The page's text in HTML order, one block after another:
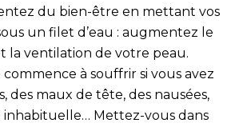
du bien-être en mettant vos
un filet d’eau : augmentez le
la ventilation de votre peau.
commence à souffrir si vous avez
des maux de tête, des nausées,
Mettez-vous dans